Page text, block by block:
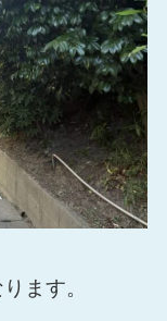
ます。